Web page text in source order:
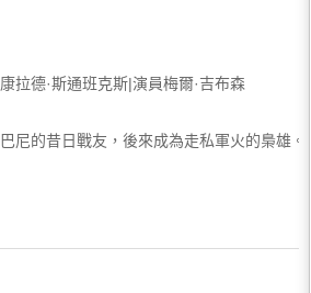
康拉德·斯通班克斯|演員梅爾·吉布森
巴尼的昔日戰友，後來成為走私軍火的梟雄